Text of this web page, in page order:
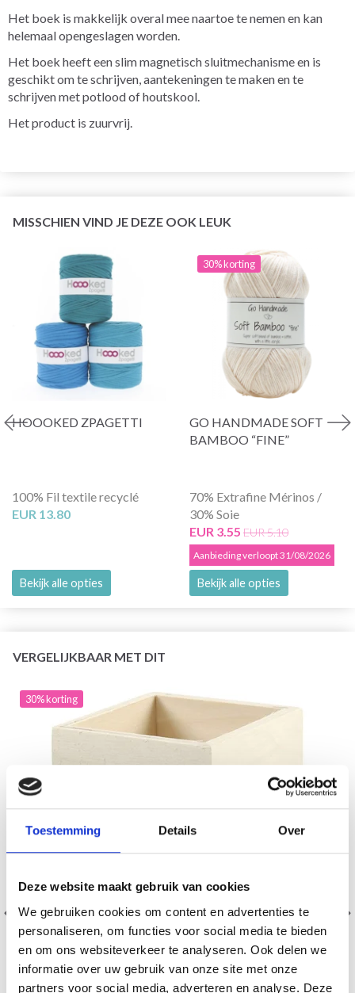
Toestemming Details Over
Deze website maakt gebruik van cookies
We gebruiken cookies om content en advertenties te
personaliseren, om functies voor social media te bieden
en om ons websiteverkeer te analyseren. Ook delen we
informatie over uw gebruik van onze site met onze
partners voor social media, adverteren en analyse. Deze
Het boek is makkelijk overal mee naartoe te nemen en kan
helemaal opengeslagen worden.
Het boek heeft een slim magnetisch sluitmechanisme en is
geschikt om te schrijven, aantekeningen te maken en te
schrijven met potlood of houtskool.
Het product is zuurvrij.
MISSCHIEN VIND JE DEZE OOK LEUK
HOOOKED ZPAGETTI
100% Fil textile recyclé
EUR 13.80
Bekijk alle opties
30% korting
GO HANDMADE SOFT
BAMBOO “FINE”
70% Extrafine Mérinos /
30% Soie
EUR 3.55 EUR 5.10
Aanbieding verloopt 31/08/2026
Bekijk alle opties
VERGELIJKBAAR MET DIT
30% korting